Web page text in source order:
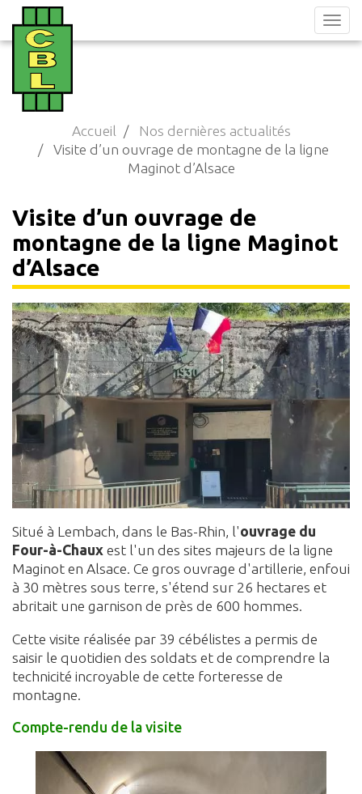
Aller
au
contenu
principal
Accueil
Nos dernières actualités
Visite d’un ouvrage de montagne de la ligne
Maginot d’Alsace
Visite d’un ouvrage de
montagne de la ligne Maginot
d’Alsace
Situé à Lembach, dans le Bas-Rhin, l'ouvrage du
Four-à-Chaux est l'un des sites majeurs de la ligne
Maginot en Alsace. Ce gros ouvrage d'artillerie, enfoui
à 30 mètres sous terre, s'étend sur 26 hectares et
abritait une garnison de près de 600 hommes.
Cette visite réalisée par 39 cébélistes a permis de
saisir le quotidien des soldats et de comprendre la
technicité incroyable de cette forteresse de
montagne.
Compte-rendu de la visite